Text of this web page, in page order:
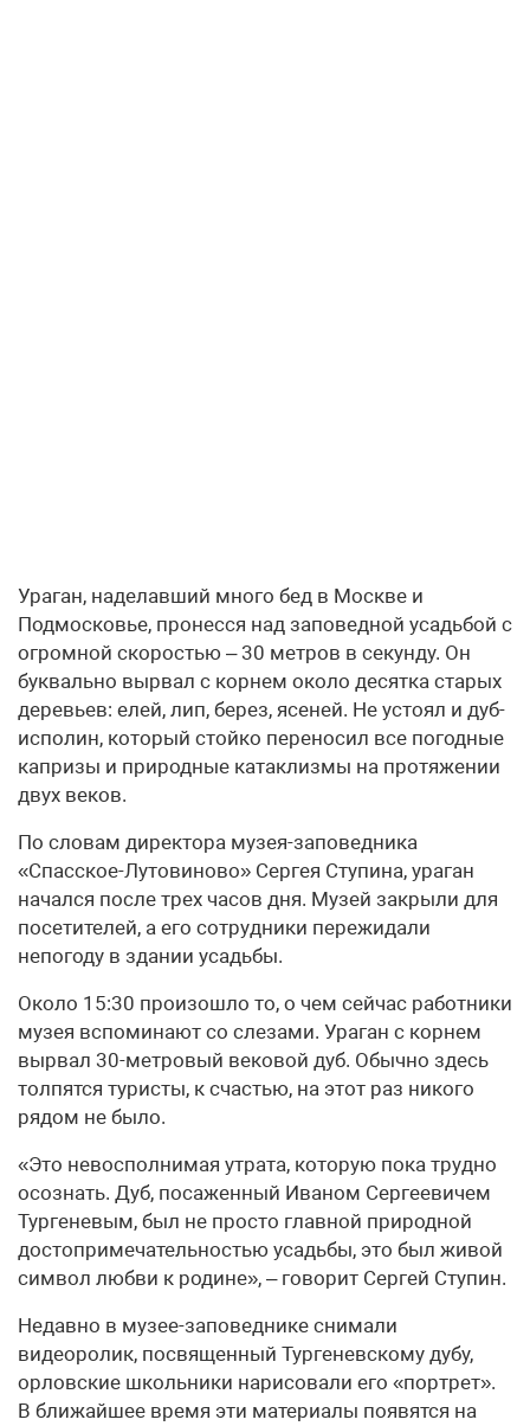
Ураган, наделавший много бед в Москве и
Подмосковье, пронесся над заповедной усадьбой с
огромной скоростью – 30 метров в секунду. Он
буквально вырвал с корнем около десятка старых
деревьев: елей, лип, берез, ясеней. Не устоял и дуб-
исполин, который стойко переносил все погодные
капризы и природные катаклизмы на протяжении
двух веков.
По словам директора музея-заповедника
«Спасское-Лутовиново» Сергея Ступина, ураган
начался после трех часов дня. Музей закрыли для
посетителей, а его сотрудники пережидали
непогоду в здании усадьбы.
Около 15:30 произошло то, о чем сейчас работники
музея вспоминают со слезами. Ураган с корнем
вырвал 30-метровый вековой дуб. Обычно здесь
толпятся туристы, к счастью, на этот раз никого
рядом не было.
«Это невосполнимая утрата, которую пока трудно
осознать. Дуб, посаженный Иваном Сергеевичем
Тургеневым, был не просто главной природной
достопримечательностью усадьбы, это был живой
символ любви к родине», – говорит Сергей Ступин.
Недавно в музее-заповеднике снимали
видеоролик, посвященный Тургеневскому дубу,
орловские школьники нарисовали его «портрет».
В ближайшее время эти материалы появятся на